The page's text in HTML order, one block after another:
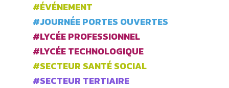
#ÉVÉNEMENT
#JOURNÉE PORTES OUVERTES
#LYCÉE PROFESSIONNEL
#LYCÉE TECHNOLOGIQUE
#SECTEUR SANTÉ SOCIAL
#SECTEUR TERTIAIRE